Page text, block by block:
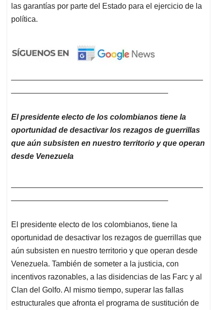
las garantías por parte del Estado para el ejercicio de la
política.
El presidente electo de los colombianos tiene la
oportunidad de desactivar los rezagos de guerrillas
que aún subsisten en nuestro territorio y que operan
desde Venezuela
El presidente electo de los colombianos, tiene la
oportunidad de desactivar los rezagos de guerrillas que
aún subsisten en nuestro territorio y que operan desde
Venezuela. También de someter a la justicia, con
incentivos razonables, a las disidencias de las Farc y al
Clan del Golfo. Al mismo tiempo, superar las fallas
estructurales que afronta el programa de sustitución de